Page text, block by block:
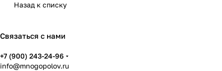
ьзова
чем
ить
интервыбр
Назад к списку
Связаться с нами
+7 (900) 243-24-96
info@mnogopolov.ru